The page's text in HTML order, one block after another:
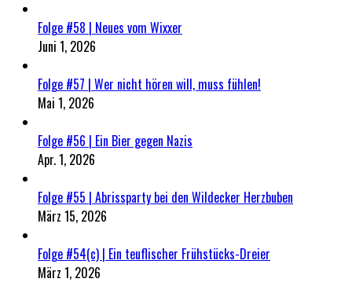
Folge #58 | Neues vom Wixxer
Juni 1, 2026
Folge #57 | Wer nicht hören will, muss fühlen!
Mai 1, 2026
Folge #56 | Ein Bier gegen Nazis
Apr. 1, 2026
Folge #55 | Abrissparty bei den Wildecker Herzbuben
März 15, 2026
Folge #54(c) | Ein teuflischer Frühstücks-Dreier
März 1, 2026